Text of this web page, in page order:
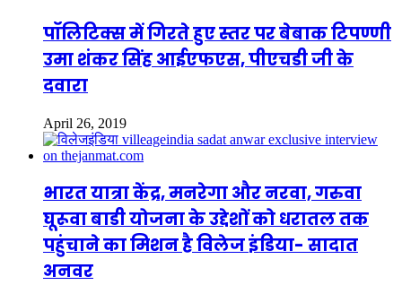
पॉलिटिक्स में गिरते हुए स्तर पर बेबाक टिपण्णी
उमा शंकर सिंह आईएफएस, पीएचडी जी के
दवारा
April 26, 2019
भारत यात्रा केंद्र, मनरेगा और नरवा, गरुवा
घूरूवा बाडी योजना के उद्देशों को धरातल तक
पहुंचाने का मिशन है विलेज इंडिया- सादात
अनवर